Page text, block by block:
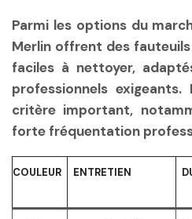
Parmi les options du
Merlin offrent des
faciles à nettoyer,
professionnels
critère important,
forte fréquentation
COULEUR ENTRETIEN